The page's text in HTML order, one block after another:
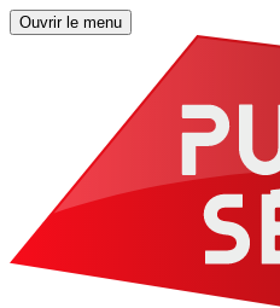
Ouvrir le menu